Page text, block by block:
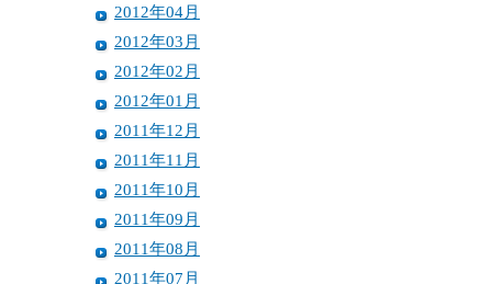
2012年04月
2012年03月
2012年02月
2012年01月
2011年12月
2011年11月
2011年10月
2011年09月
2011年08月
2011年07月